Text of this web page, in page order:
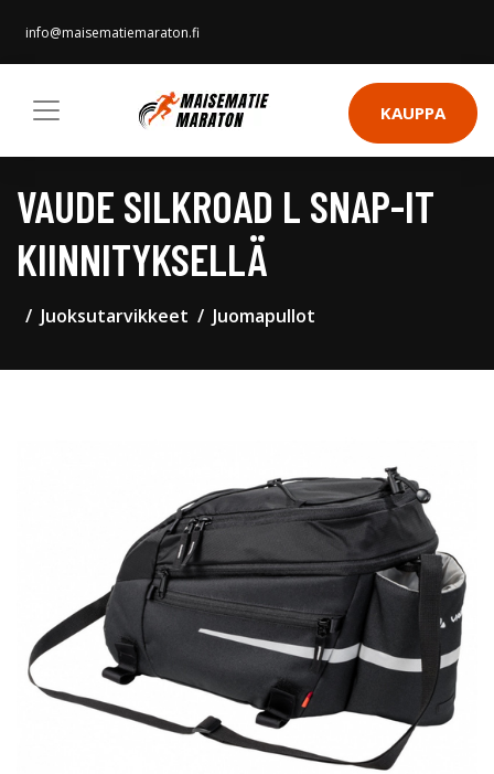
info@maisematiemaraton.fi
KAUPPA
VAUDE SILKROAD L SNAP-IT
KIINNITYKSELLÄ
Juoksutarvikkeet Juomapullot